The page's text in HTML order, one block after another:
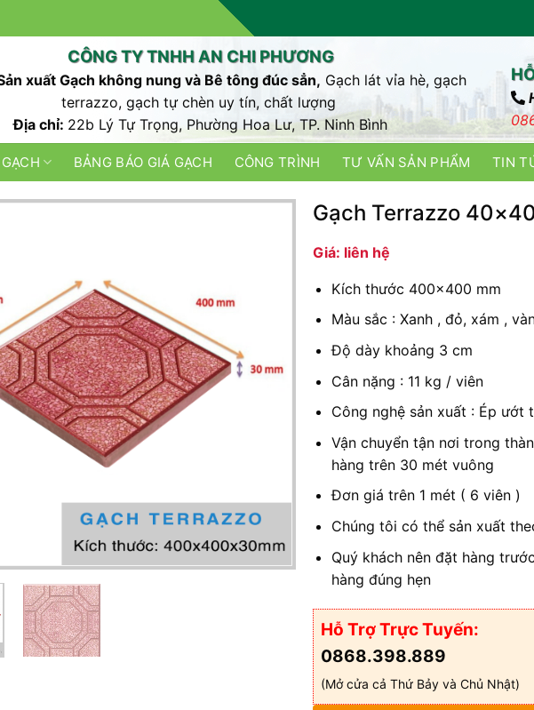
CÔNG TY TNHH AN CHI PHƯƠNG
xuất Gạch không nung và Bê tông đúc sẳn, Gạch lát vỉa hè, gạch
terrazzo, gạch tự chèn uy tín, chất lượng
Địa chỉ: 22b Lý Tự Trọng, Phường Hoa Lư, TP. Ninh Bình
BẢNG BÁO GIÁ GẠCH CÔNG TRÌNH TƯ VẤN SẢN PHẨM TIN
Gạch Terrazzo
Giá: liên hệ
Kích thước 400×400 mm
Màu sắc : Xanh , đỏ, xám ,
Độ dày khoảng 3 cm
Cân nặng : 11 kg / viên
Công nghệ sản xuất : Ép ướt
Vận chuyển tận nơi trong
hàng trên 30 mét vuông
Đơn giá trên 1 mét ( 6 viên )
Chúng tôi có thể sản xuất
Quý khách nên đặt hàng
hàng đúng hẹn
Hỗ Trợ Trực Tuyến:
0868.398.889
(Mở cửa cả Thứ Bảy và Chủ Nhật)